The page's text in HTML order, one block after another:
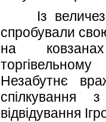
Із
спробували
на
Незабутнє
відвідування